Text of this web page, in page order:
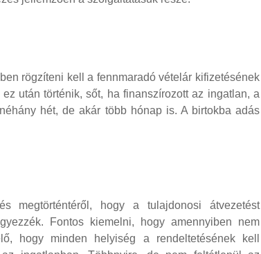
rögzíteni kell a fennmaradó vételár kifizetésének
után történik, sőt, ha finanszírozott az ingatlan, a
hét, de akár több hónap is. A birtokba adás
megtörténtéről, hogy a tulajdonosi átvezetést
Fontos kiemelni, hogy amennyiben nem
hogy minden helyiség a rendeltetésének kell